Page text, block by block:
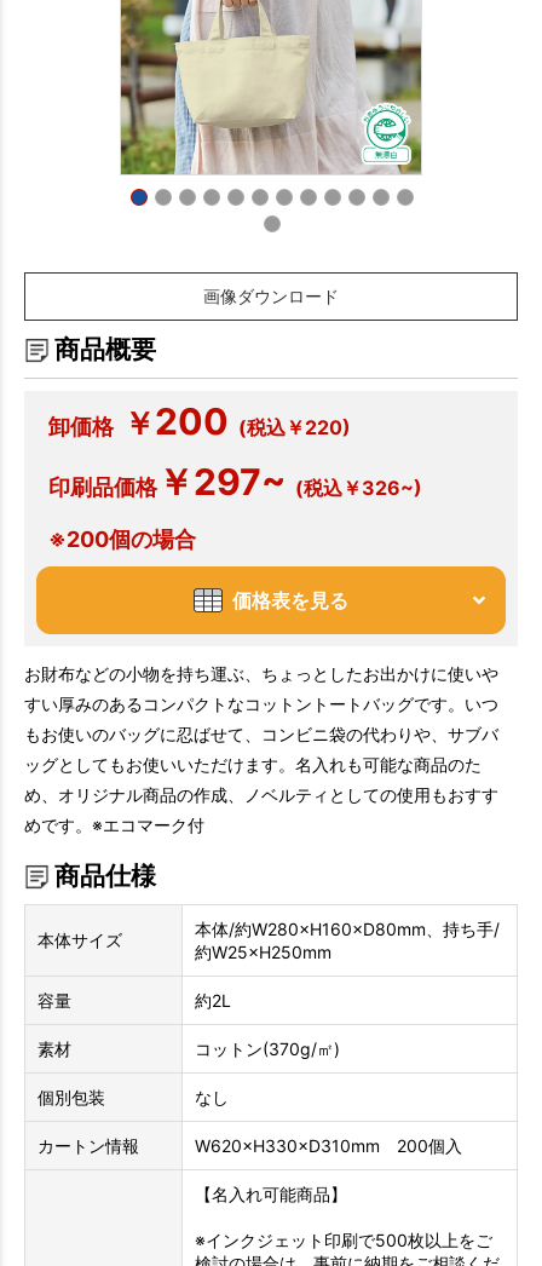
画像ダウンロード
商品概要
卸価格 ￥200 (税込￥220)
印刷品価格￥297~ (税込￥326~)
※200個の場合
価格表を見る
お財布などの小物を持ち運ぶ、ちょっとしたお出かけに使いや
すい厚みのあるコンパクトなコットントートバッグです。いつ
もお使いのバッグに忍ばせて、コンビニ袋の代わりや、サブバ
ッグとしてもお使いいただけます。名入れも可能な商品のた
め、オリジナル商品の作成、ノベルティとしての使用もおすす
めです。※エコマーク付
商品仕様
本体サイズ
本体/約W280×H160×D80mm、持ち手/
約W25×H250mm
容量 約2L
素材 コットン(370g/㎡)
個別包装 なし
カートン情報 W620×H330×D310mm 200個入
【名入れ可能商品】
※インクジェット印刷で500枚以上をご